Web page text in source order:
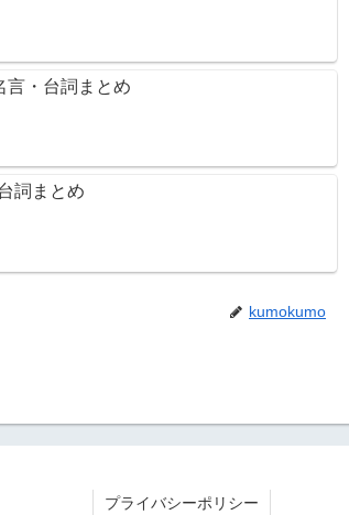
言・台詞まとめ
詞まとめ
kumokumo
プライバシーポリシー